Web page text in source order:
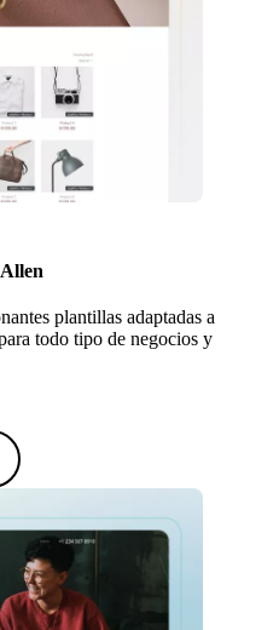
plantillas adaptadas a
todo tipo de negocios y